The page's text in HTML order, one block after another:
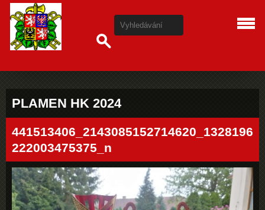
PLAMEN HK 2024
441513406_2143085152714620_1328196
222003475375_n